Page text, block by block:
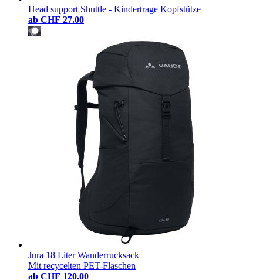
Head support Shuttle - Kindertrage Kopfstütze
ab CHF 27.00
Jura 18 Liter Wanderrucksack
Mit recycelten PET-Flaschen
ab CHF 120.00